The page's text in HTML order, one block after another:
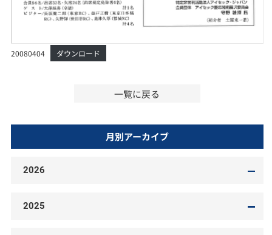
20080404 ダウンロード
一覧に戻る
月別アーカイブ
2026
2025